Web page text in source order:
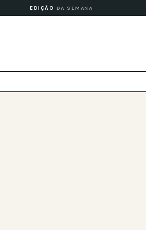
EDIÇÃO DA SEMANA